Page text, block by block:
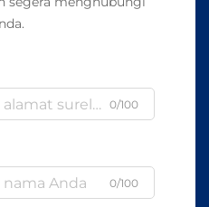
0/100
0/100